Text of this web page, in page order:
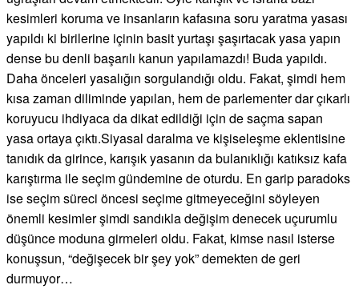
kesimleri koruma ve insanların kafasına soru yaratma yasası
yapıldı ki birilerine içinin basit yurtaşı şaşırtacak yasa yapın
dense bu denli başarılı kanun yapılamazdı! Buda yapıldı.
Daha önceleri yasalığın sorgulandığı oldu. Fakat, şimdi hem
kısa zaman diliminde yapılan, hem de parlementer dar çıkarlı
koruyucu ihdiyaca da dikat edildiği için de saçma sapan
yasa ortaya çıktı.Siyasal daralma ve kişiseleşme eklentisine
tanıdık da girince, karışık yasanın da bulanıklığı katıksız kafa
karıştırma ile seçim gündemine de oturdu. En garip paradoks
ise seçim süreci öncesi seçime gitmeyeceğini söyleyen
önemli kesimler şimdi sandıkla değişim denecek uçurumlu
düşünce moduna girmeleri oldu. Fakat, kimse nasıl isterse
konuşsun, “değişecek bir şey yok” demekten de geri
durmuyor…